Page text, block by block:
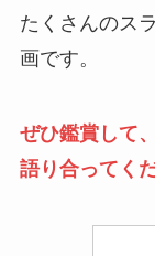
たくさんのス
画です。
ぜひ鑑賞して
語り合ってく